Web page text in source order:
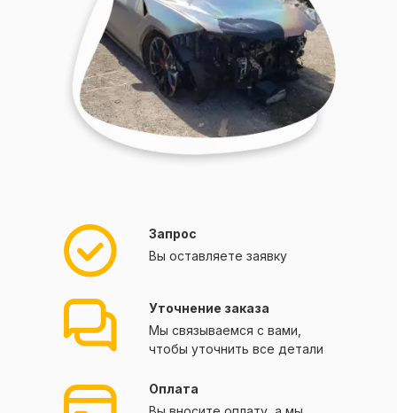
Запрос
Вы оставляете заявку
Уточнение заказа
Мы связываемся с вами,
чтобы уточнить все детали
Оплата